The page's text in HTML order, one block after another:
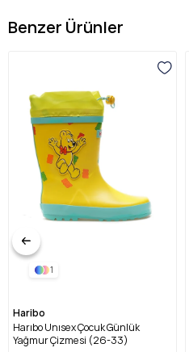
Benzer Ürünler
1
Haribo
Harıbo Unısex Çocuk Günlük
Yağmur Çizmesi (26-33)